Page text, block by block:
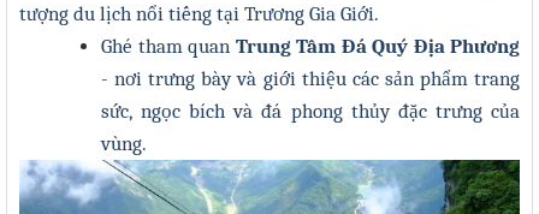
tượng du lịch nổi tiếng tại Trương Gia Giới.
Ghé tham quan Trung Tâm Đá Quý Địa Phương
- nơi trưng bày và giới thiệu các sản phẩm trang
sức, ngọc bích và đá phong thủy đặc trưng của
vùng.